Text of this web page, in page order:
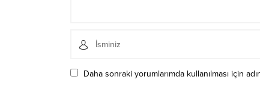
Daha sonraki yorumlarımda kullanılması için